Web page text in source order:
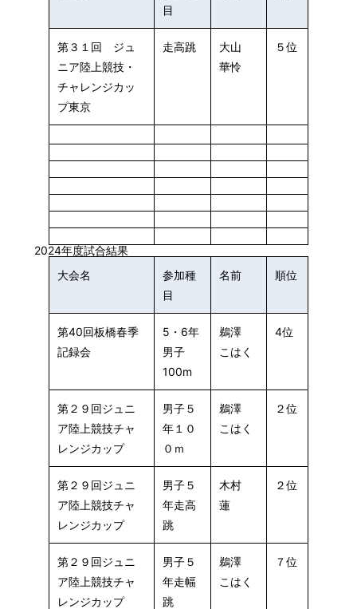
目
第３１回 ジュ
ニア陸上競技・
チャレンジカッ
プ東京
走高跳
大山
華怜
５位
2024年度試合結果
大会名
参加種
目
名前 順位
第40回板橋春季
記録会
5・6年
男子
100m
鵜澤
こはく
4位
第２９回ジュニ
ア陸上競技チャ
レンジカップ
男子５
年１０
０ｍ
鵜澤
こはく
２位
第２９回ジュニ
ア陸上競技チャ
レンジカップ
男子５
年走高
跳
木村
蓮
２位
第２９回ジュニ
ア陸上競技チャ
レンジカップ
男子５
年走幅
跳
鵜澤
こはく
７位